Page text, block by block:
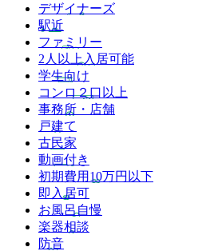
デザイナーズ
駅近
ファミリー
2人以上入居可能
学生向け
コンロ２口以上
事務所・店舗
戸建て
古民家
動画付き
初期費用10万円以下
即入居可
お風呂自慢
楽器相談
防音